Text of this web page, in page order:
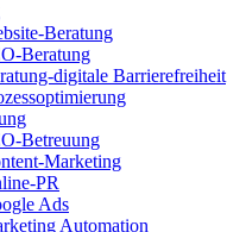
Beratung
Beratung
digitale Barrierefreiheit
Betreuung
Marketing
PR
Ads
Automation